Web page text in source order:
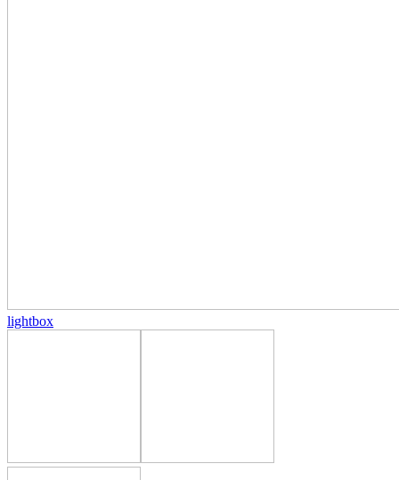
lightbox